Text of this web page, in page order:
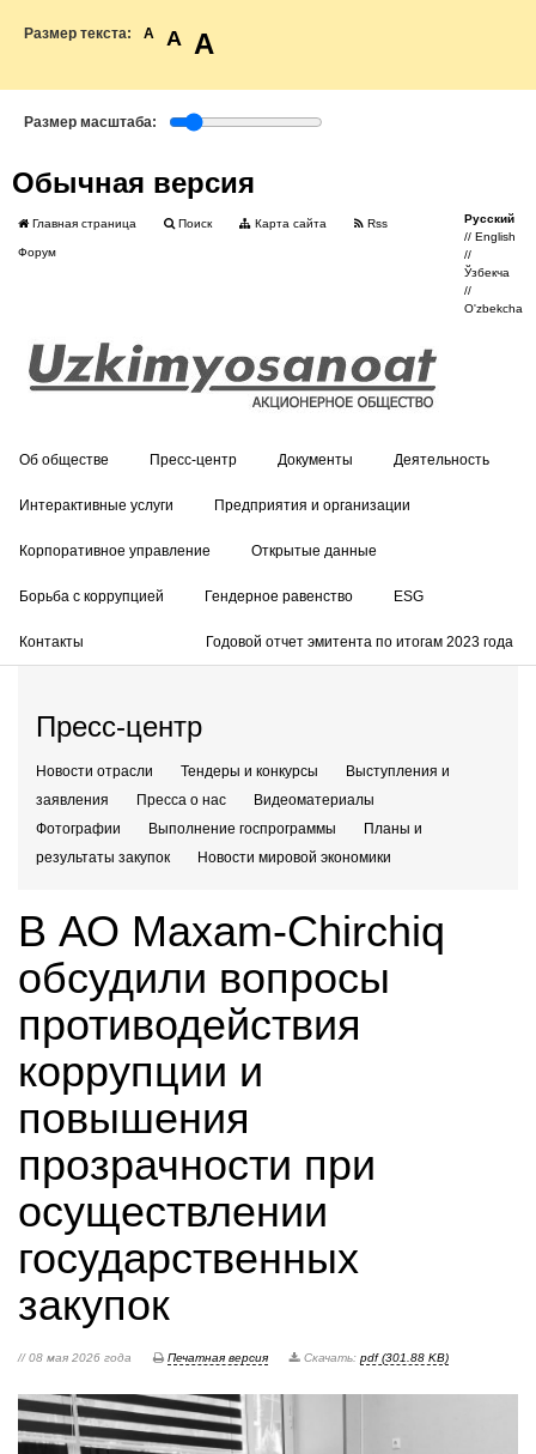
Размер текста: A A A
Размер масштаба:
Обычная версия
Главная страница Поиск Карта сайта Rss
Форум
Русский
//English
//
Ўзбекча
//
O'zbekcha
Об обществе Пресс-центр Документы Деятельность
Интерактивные услуги Предприятия и организации
Корпоративное управление Открытые данные
Борьба с коррупцией Гендерное равенство ESG
Контакты Годовой отчет эмитента по итогам 2023 года
Пресс-центр
Новости отрасли Тендеры и конкурсы
Выступления и
заявления
Пресса о нас
Видеоматериалы
Фотографии
Выполнение госпрограммы
Планы и
результаты закупок
Новости мировой экономики
В АО Maxam-Chirchiq
обсудили вопросы
противодействия
коррупции и
повышения
прозрачности при
осуществлении
государственных
закупок
// 08 мая 2026 года Печатная версия Скачать: pdf (301.88 KB)